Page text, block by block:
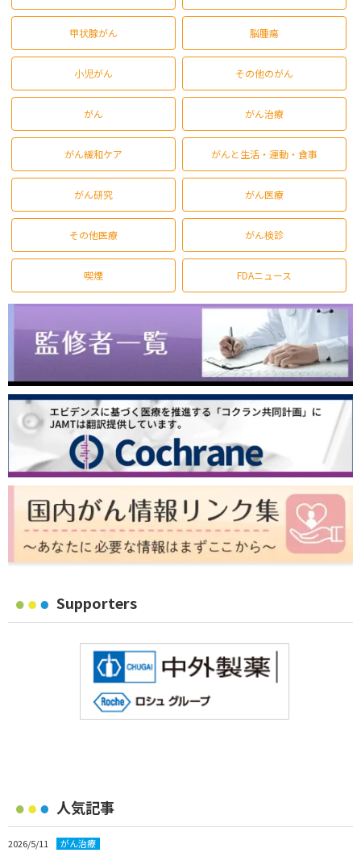
甲状腺がん 脳腫瘍
小児がん その他のがん
がん がん治療
がん緩和ケア がんと生活・運動・食事
がん研究 がん医療
その他医療 がん検診
喫煙 FDAニュース
Supporters
人気記事
2026/5/11 がん治療